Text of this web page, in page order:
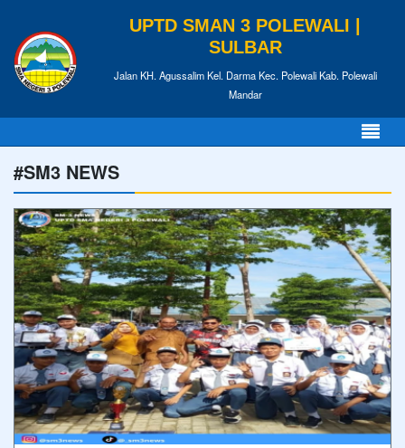
UPTD SMAN 3 POLEWALI |
SULBAR
Jalan KH. Agussalim Kel. Darma Kec. Polewali Kab. Polewali
Mandar
#SM3 NEWS